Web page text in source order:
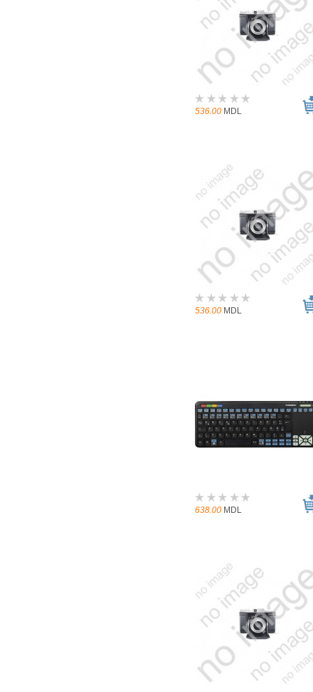
536.00 MDL
536.00 MDL
638.00 MDL